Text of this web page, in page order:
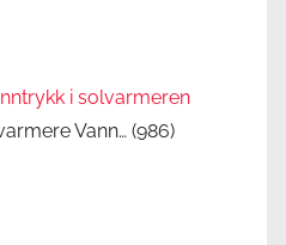
i solvarmeren
Vann… (986)